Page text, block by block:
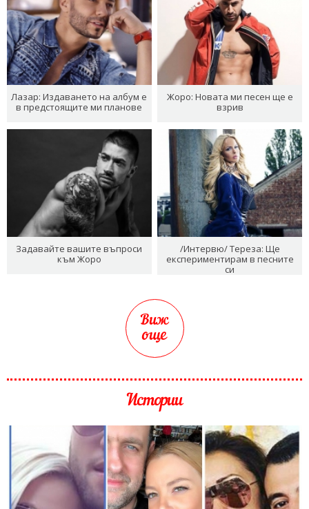
Лазар: Издаването на албум е
в предстоящите ми планове
Жоро: Новата ми песен ще е
взрив
Задавайте вашите въпроси
към Жоро
/Интервю/ Тереза: Ще
експериментирам в песните
си
Виж
още
Истории